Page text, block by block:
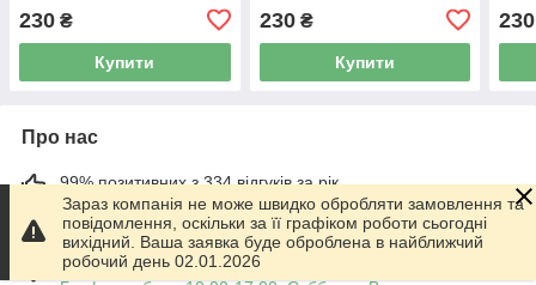
230 ₴
Купити
230₴
Купити
230
Про нас
99% позитивних з 334 відгуків за рік
Працює з 01.06.2014
м. Харків
Зараз компанія не може швидко обробляти замовлення та
повідомлення, оскільки за її графіком роботи сьогодні
вихідний. Ваша заявка буде оброблена в найближчий
робочий день 02.01.2026